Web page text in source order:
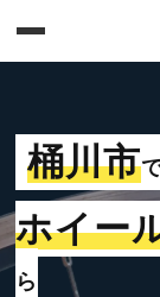
桶川市
ホイー
ら